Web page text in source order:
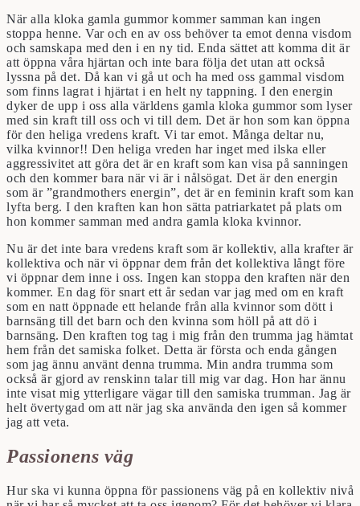
När alla kloka gamla gummor kommer samman kan ingen
stoppa henne. Var och en av oss behöver ta emot denna visdom
och samskapa med den i en ny tid. Enda sättet att komma dit är
att öppna våra hjärtan och inte bara följa det utan att också
lyssna på det. Då kan vi gå ut och ha med oss gammal visdom
som finns lagrat i hjärtat i en helt ny tappning. I den energin
dyker de upp i oss alla världens gamla kloka gummor som lyser
med sin kraft till oss och vi till dem. Det är hon som kan öppna
för den heliga vredens kraft. Vi tar emot. Många deltar nu,
vilka kvinnor!! Den heliga vreden har inget med ilska eller
aggressivitet att göra det är en kraft som kan visa på sanningen
och den kommer bara när vi är i nålsögat. Det är den energin
som är ”grandmothers energin”, det är en feminin kraft som kan
lyfta berg. I den kraften kan hon sätta patriarkatet på plats om
hon kommer samman med andra gamla kloka kvinnor.
Nu är det inte bara vredens kraft som är kollektiv, alla krafter är
kollektiva och när vi öppnar dem från det kollektiva långt före
vi öppnar dem inne i oss. Ingen kan stoppa den kraften när den
kommer. En dag för snart ett år sedan var jag med om en kraft
som en natt öppnade ett helande från alla kvinnor som dött i
barnsäng till det barn och den kvinna som höll på att dö i
barnsäng. Den kraften tog tag i mig från den trumma jag hämtat
hem från det samiska folket. Detta är första och enda gången
som jag ännu använt denna trumma. Min andra trumma som
också är gjord av renskinn talar till mig var dag. Hon har ännu
inte visat mig ytterligare vägar till den samiska trumman. Jag är
helt övertygad om att när jag ska använda den igen så kommer
jag att veta.
Passionens väg
Hur ska vi kunna öppna för passionens väg på en kollektiv nivå